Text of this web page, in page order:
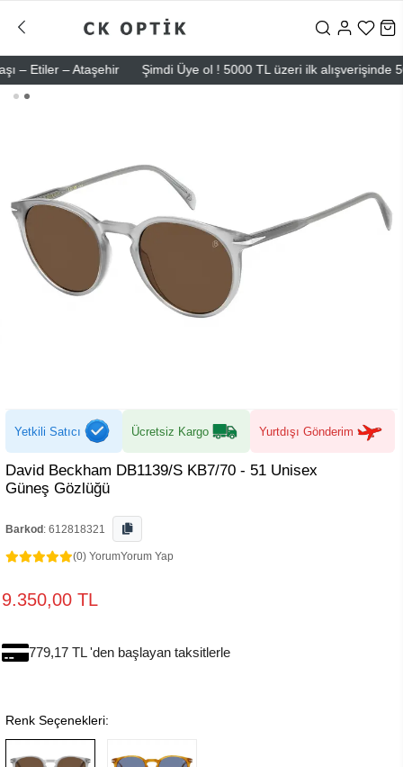
– Ataşehir Şimdi Üye ol ! 5000 TL üzeri ilk alışverişinde 500
Yetkili Satıcı Ücretsiz Kargo Yurtdışı Gönderim
David Beckham DB1139/S KB7/70 - 51 Unisex
Güneş Gözlüğü
Barkod : 612818321
(0) YorumYorum Yap
9.350,00 TL
779,17 TL 'den başlayan taksitlerle
Renk Seçenekleri: